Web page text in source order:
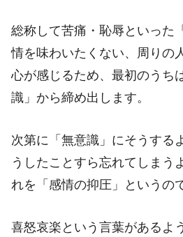
総称して苦痛・恥辱といった
情を味わいたくない、周りの
心が感じるため、最初のうち
識」から締め出します。
次第に「無意識」にそうする
うしたことすら忘れてしまう
れを「感情の抑圧」というの
喜怒哀楽という言葉があるよ